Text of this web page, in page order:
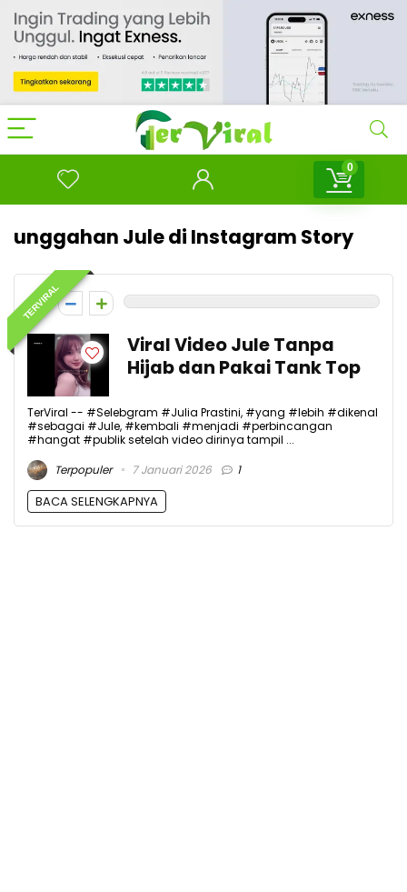
0
unggahan Jule di Instagram Story
TERVIRAL
0
Viral Video Jule Tanpa
Hijab dan Pakai Tank Top
TerViral -- #Selebgram #Julia Prastini, #yang #lebih #dikenal
#sebagai #Jule, #kembali #menjadi #perbincangan
#hangat #publik setelah video dirinya tampil ...
Terpopuler
7 Januari 2026 1
BACA SELENGKAPNYA